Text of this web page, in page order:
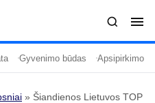
Gyvenimo būdas Apsipirkimo
» Šiandienos Lietuvos TOP